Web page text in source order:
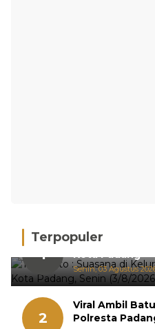
Terpopuler
1
Hujan Deras,
Kota Padang
Senin, 03 Agustus
2
Viral Ambil
Polresta